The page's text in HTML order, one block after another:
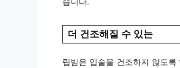
더 건조해질 수 있는
립밤은 입술을 건조하지 않도